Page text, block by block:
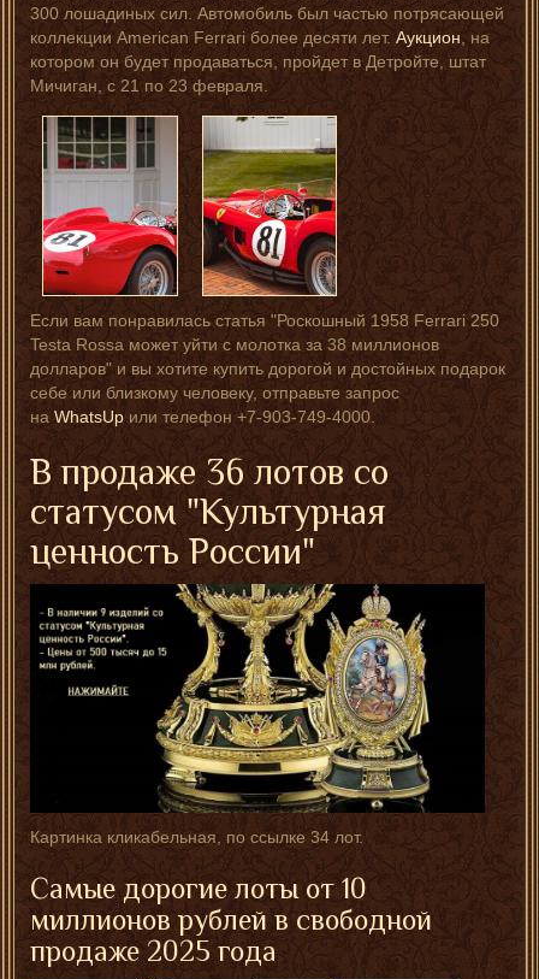
300 лошадиных сил. Автомобиль был частью потрясающей
коллекции American Ferrari более десяти лет.Аукцион, на
котором он будет продаваться, пройдет в Детройте, штат
Мичиган, с 21 по 23 февраля.
Если вам понравилась статья "Роскошный 1958 Ferrari 250
Testa Rossa может уйти с молотка за 38 миллионов
долларов" и вы хотите купить дорогой и достойных подарок
себе или близкому человеку, отправьте запрос
на WhatsUpили телефон +7-903-749-4000.
В продаже 36 лотов со
статусом "Культурная
ценность России"
Картинка кликабельная, по ссылке 34 лот.
Самые дорогие лоты от 10
миллионов рублей в свободной
продаже 2025 года